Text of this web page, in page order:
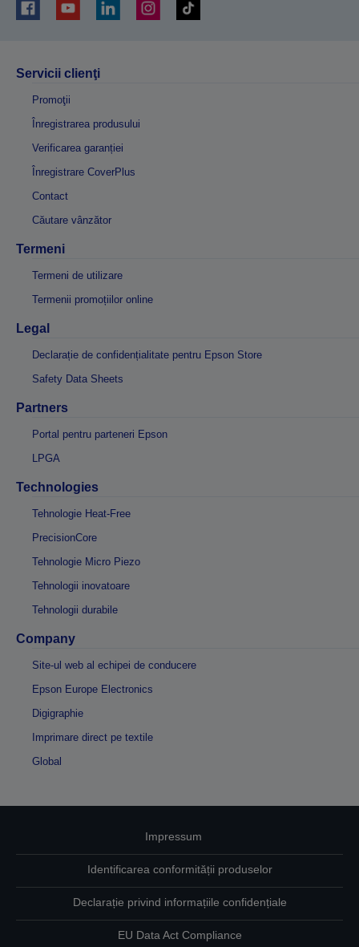
Servicii clienţi
Promoţii
Înregistrarea produsului
Verificarea garanției
Înregistrare CoverPlus
Contact
Căutare vânzător
Termeni
Termeni de utilizare
Termenii promoțiilor online
Legal
Declarație de confidențialitate pentru Epson Store
Safety Data Sheets
Partners
Portal pentru parteneri Epson
LPGA
Technologies
Tehnologie Heat-Free
PrecisionCore
Tehnologie Micro Piezo
Tehnologii inovatoare
Tehnologii durabile
Company
Site-ul web al echipei de conducere
Epson Europe Electronics
Digigraphie
Imprimare direct pe textile
Global
Impressum
Identificarea conformității produselor
Declarație privind informațiile confidențiale
EU Data Act Compliance